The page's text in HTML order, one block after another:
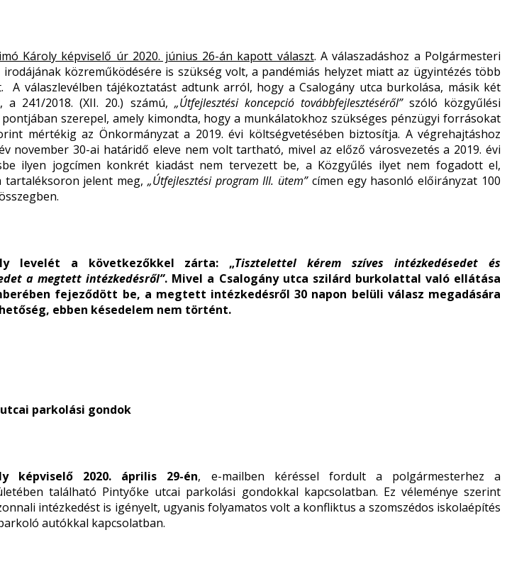
Károly képviselő úr 2020. június 26-án kapott választ. A válaszadáshoz a Polgármesteri
közreműködésére is szükség volt, a pandémiás helyzet miatt az ügyintézés több
A válaszlevélben tájékoztatást adtunk arról, hogy a Csalogány utca burkolása, másik két
241/2018. (XII. 20.) számú, „Útfejlesztési koncepció továbbfejlesztéséről”szóló közgyűlési
szerepel, amely kimondta, hogy a munkálatokhoz szükséges pénzügyi forrásokat
mértékig az Önkormányzat a 2019. évi költségvetésében biztosítja. A végrehajtáshoz
november 30-ai határidő eleve nem volt tartható, mivel az előző városvezetés a 2019. évi
ilyen jogcímen konkrét kiadást nem tervezett be, a Közgyűlés ilyet nem fogadott el,
tartaléksoron jelent meg, „Útfejlesztési program III. ütem”címen egy hasonló előirányzat 100
levelét a következőkkel zárta: „Tisztelettel kérem szíves intézkedésedet és
a megtett intézkedésről”. Mivel a Csalogány utca szilárd burkolattal való ellátása
fejeződött be, a megtett intézkedésről 30 napon belüli válasz megadására
ebben késedelem nem történt.
parkolási gondok
képviselő 2020. április 29-én, e-mailben kéréssel fordult a polgármesterhez a
található Pintyőke utcai parkolási gondokkal kapcsolatban. Ez véleménye szerint
intézkedést is igényelt, ugyanis folyamatos volt a konfliktus a szomszédos iskolaépítés
autókkal kapcsolatban.